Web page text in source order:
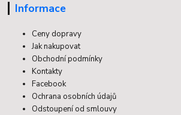
Informace
Ceny dopravy
Jak nakupovat
Obchodní podmínky
Kontakty
Facebook
Ochrana osobních údajů
Odstoupení od smlouvy